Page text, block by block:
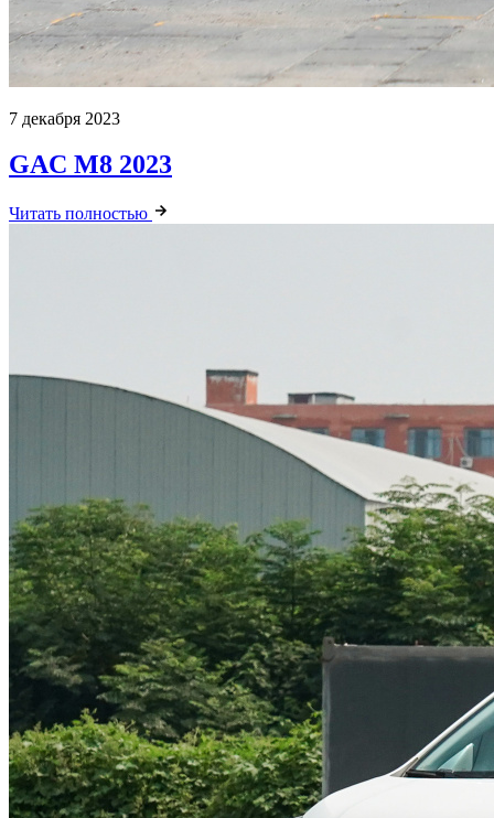
7 декабря 2023
GAC M8 2023
Читать полностью